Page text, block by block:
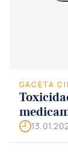
GACETA